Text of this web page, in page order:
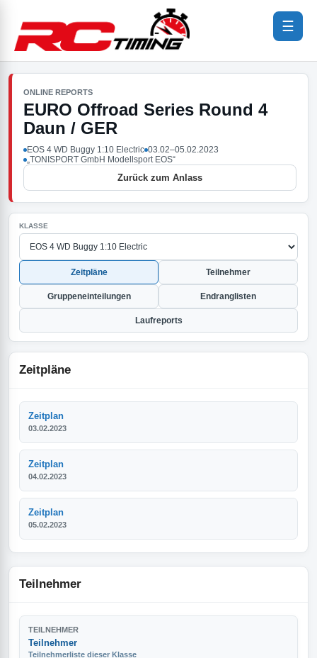
☰
ONLINE REPORTS
EURO Offroad Series Round 4
Daun / GER
EOS 4 WD Buggy 1:10 Electric 03.02–05.02.2023
„TONISPORT GmbH Modellsport EOS“
Zurück zum Anlass
KLASSE
Zeitpläne Teilnehmer
Gruppeneinteilungen Endranglisten
Laufreports
Zeitpläne
Zeitplan
03.02.2023
Zeitplan
04.02.2023
Zeitplan
05.02.2023
Teilnehmer
TEILNEHMER
Teilnehmer
Teilnehmerliste dieser Klasse